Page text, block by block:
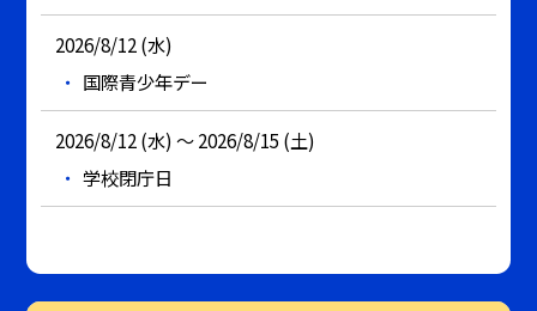
2026/8/12 (水)
国際青少年デー
2026/8/12 (水) ～ 2026/8/15 (土)
学校閉庁日